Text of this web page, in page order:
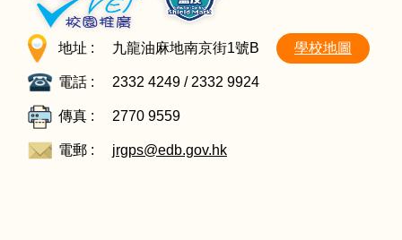
地址 : 九龍油麻地南京街1號B 學校地圖
電話 : 2332 4249 / 2332 9924
傳真 : 2770 9559
電郵 : jrgps@edb.gov.hk